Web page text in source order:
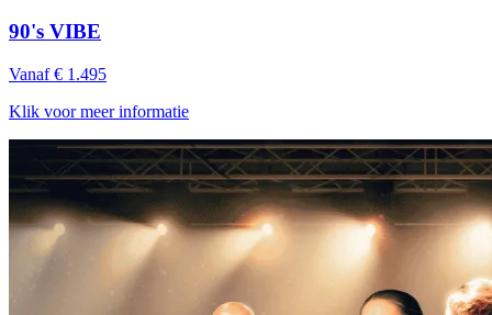
90's VIBE
Vanaf € 1.495
Klik voor meer informatie